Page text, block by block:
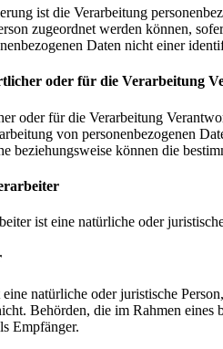
ist die Verarbeitung
zugeordnet werden können,
Daten nicht einer
oder für die Verarbeitung
oder für die Verarbeitung
von personenbezogenen
beziehungsweise können die
ist eine natürliche oder
natürliche oder juristische
Behörden, die im Rahmen eines
Empfänger.